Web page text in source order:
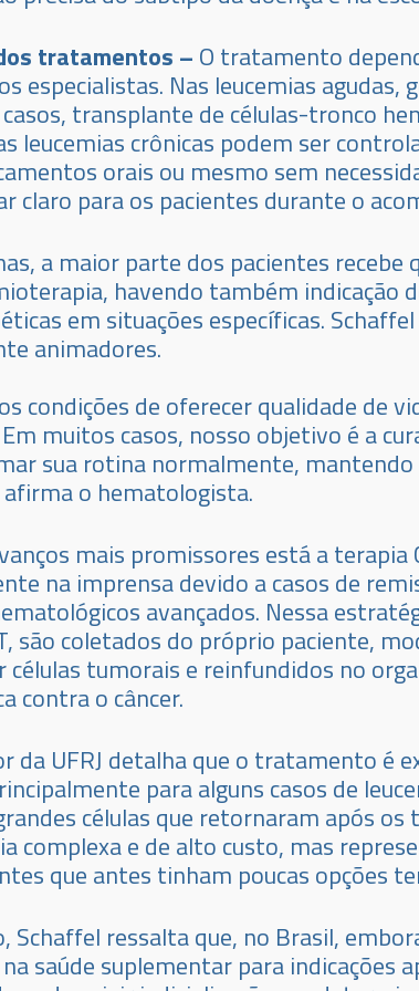
tratamentos – O tratamento
especialistas. Nas leucemias
transplante de células-tronco
leucemias crônicas podem ser
orais ou mesmo sem
claro para os pacientes durante o
a maior parte dos pacientes recebe
havendo também indicação
em situações específicas.
animadores.
condições de oferecer qualidade de
muitos casos, nosso objetivo é a
sua rotina normalmente,
afirma o hematologista.
mais promissores está a terapia
na imprensa devido a casos de
avançados. Nessa
são coletados do próprio paciente,
células tumorais e reinfundidos no
contra o câncer.
da UFRJ detalha que o tratamento é
para alguns casos de
células que retornaram após
complexa e de alto custo, mas
que antes tinham poucas opções
Schaffel ressalta que, no Brasil,
saúde suplementar para indicações